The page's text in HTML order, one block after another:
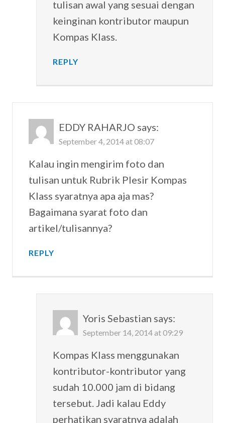
tulisan awal yang sesuai dengan
keinginan kontributor maupun
Kompas Klass.
REPLY
EDDY RAHARJO says:
September 4, 2014 at 08:07
Kalau ingin mengirim foto dan
tulisan untuk Rubrik Plesir Kompas
Klass syaratnya apa aja mas?
Bagaimana syarat foto dan
artikel/tulisannya?
REPLY
Yoris Sebastian says:
September 14, 2014 at 09:29
Kompas Klass menggunakan
kontributor-kontributor yang
sudah 10.000 jam di bidang
tersebut. Jadi kalau Eddy
perhatikan syaratnya adalah